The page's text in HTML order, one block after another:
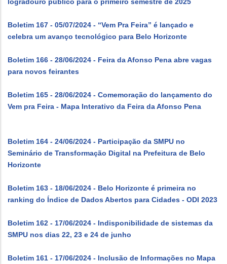
logradouro público para o primeiro semestre de 2025
Boletim 167 - 05/07/2024 - “Vem Pra Feira” é lançado e
celebra um avanço tecnológico para Belo Horizonte
Boletim 166 - 28/06/2024 - Feira da Afonso Pena abre vagas
para novos feirantes
Boletim 165 - 28/06/2024 - Comemoração do lançamento do
Vem pra Feira - Mapa Interativo da Feira da Afonso Pena
Boletim 164 - 24/06/2024 - Participação da SMPU no
Seminário de Transformação Digital na Prefeitura de Belo
Horizonte
Boletim 163 - 18/06/2024 - Belo Horizonte é primeira no
ranking do Índice de Dados Abertos para Cidades - ODI 2023
Boletim 162 - 17/06/2024 - Indisponibilidade de sistemas da
SMPU nos dias 22, 23 e 24 de junho
Boletim 161 - 17/06/2024 - Inclusão de Informações no Mapa